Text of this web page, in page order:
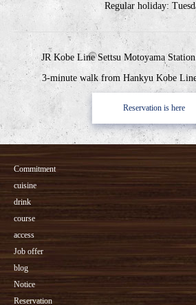
Regular holiday:
JR Kobe Line Settsu Motoyama
3-minute walk from Hankyu Kobe
Reservation is here
Commitment
cuisine
drink
course
access
Job offer
blog
Notice
Reservation